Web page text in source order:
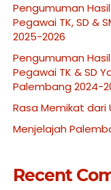
Pengumuman
Pegawai TK, SD &
2025-2026
Pengumuman
Pegawai TK & SD
Palembang 2024-
Rasa Memikat dari
Menjelajah
Recent